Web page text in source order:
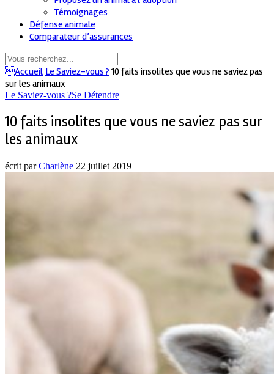
Témoignages
Défense animale
Comparateur d’assurances
Accueil Le Saviez-vous ?10 faits insolites que vous ne saviez pas
sur les animaux
Le Saviez-vous ?Se Détendre
10 faits insolites que vous ne saviez pas sur
les animaux
écrit parCharlène 22 juillet 2019